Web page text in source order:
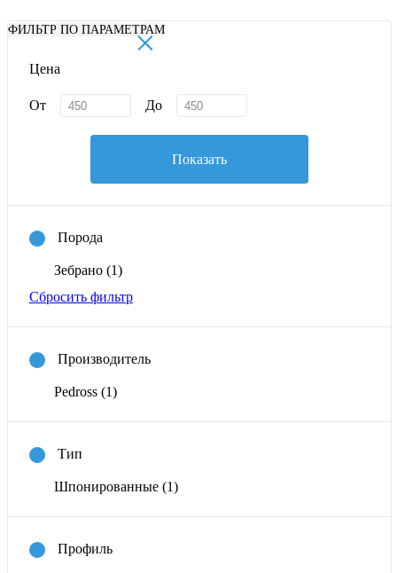
ФИЛЬТР ПО ПАРАМЕТРАМ
×
Цена
От До
Показать
Порода
Зебрано (1)
Сбросить фильтр
Производитель
Pedross (1)
Тип
Шпонированные (1)
Профиль